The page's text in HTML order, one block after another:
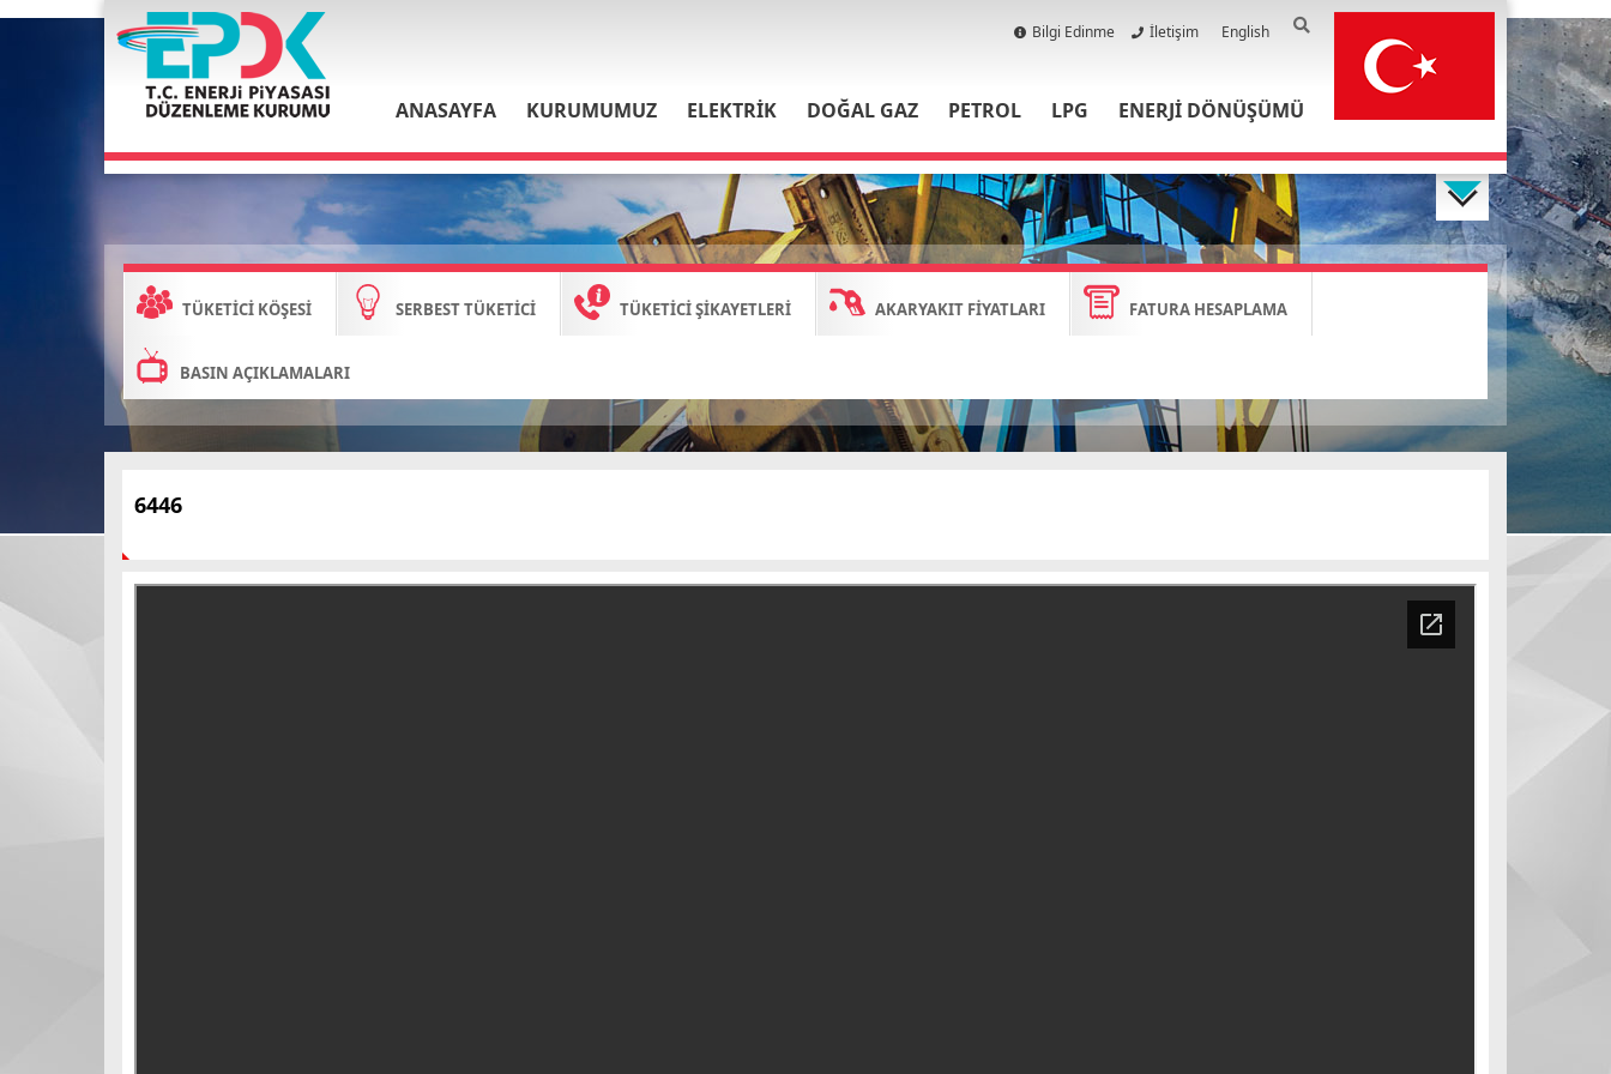
Bilgi Edinme İletişim English
ANASAYFA KURUMUMUZ ELEKTRİK DOĞAL GAZ PETROL LPG ENERJİ DÖNÜŞÜMÜ
TÜKETİCİ KÖŞESİ SERBEST TÜKETİCİ TÜKETİCİ ŞİKAYETLERİ AKARYAKIT FİYATLARI FATURA HESAPLAMA
BASIN AÇIKLAMALARI
6446